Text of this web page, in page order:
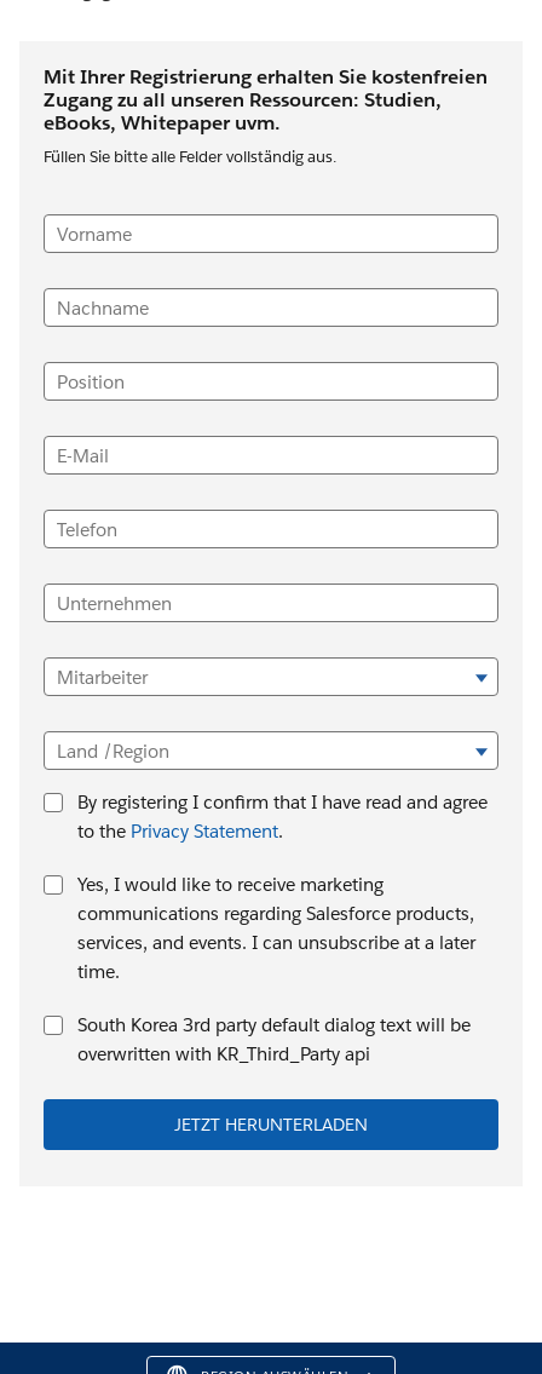
Mit Ihrer Registrierung erhalten Sie kostenfreien
Zugang zu all unseren Ressourcen: Studien,
eBooks, Whitepaper uvm.
Füllen Sie bitte alle Felder vollständig aus.
Vorname
Nachname
Position
E-Mail
Telefon
Unternehmen
Mitarbeiter
Land /Region
By registering I confirm that I have read and agree
to the Privacy Statement.
Yes, I would like to receive marketing
communications regarding Salesforce products,
services, and events. I can unsubscribe at a later
time.
South Korea 3rd party default dialog text will be
overwritten with KR_Third_Party api
JETZT HERUNTERLADEN